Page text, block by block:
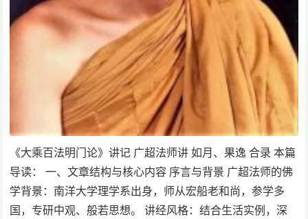
《大乘百法明门论》讲记 广超法师讲 如月、果逸 合录 本篇
导读： 一、文章结构与核心内容 序言与背景 广超法师的佛
学背景：南洋大学理学系出身，师从宏船老和尚，参学多
国，专研中观、般若思想。 讲经风格：结合生活实例，深